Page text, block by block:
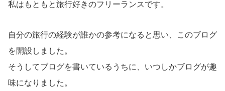
私はもともと旅行好きのフリーランスです。
自分の旅行の経験が誰かの参考になると思い、このブログ
を開設しました。
そうしてブログを書いているうちに、いつしかブログが趣
味になりました。